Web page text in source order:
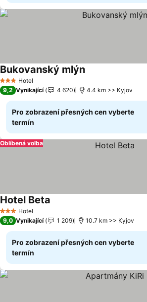
3 Počet hvězdiček
Hotel
Bukovanský mlýn
9,2 Vynikající 4 620 4.4 km >> Kyjov
Pro zobrazení přesných cen vyberte
termín
Oblíbená volba
3 Počet hvězdiček
Hotel
Hotel Beta
9,0 Vynikající 1 209 10.7 km >> Kyjov
Pro zobrazení přesných cen vyberte
termín